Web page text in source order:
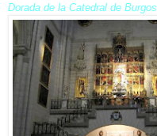
Dorada de la Catedral de Burgos